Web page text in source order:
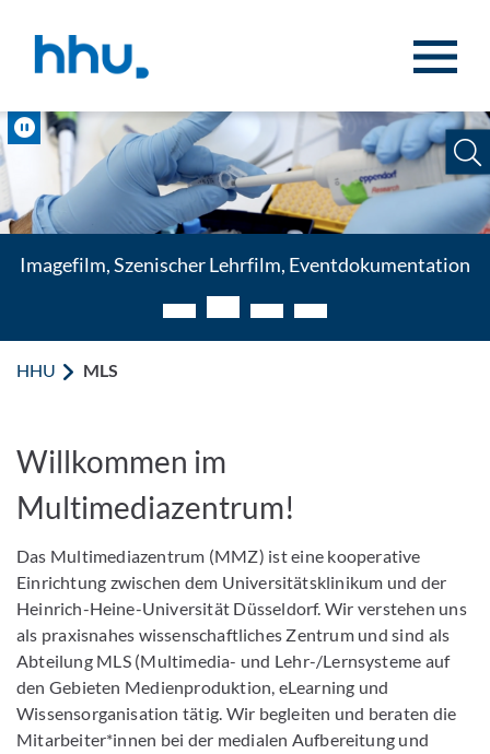
Imagefilm, Szenischer Lehrfilm, Eventdokumentation
Pause
HHU MLS
MLS - Multimedia & Lehr-
Willkommen im
Multimediazentrum!
Das Multimediazentrum (MMZ) ist eine kooperative
Einrichtung zwischen dem Universitätsklinikum und der
Heinrich-Heine-Universität Düsseldorf. Wir verstehen uns
als praxisnahes wissenschaftliches Zentrum und sind als
Abteilung MLS (Multimedia- und Lehr-/Lernsysteme auf
den Gebieten Medienproduktion, eLearning und
Wissensorganisation tätig. Wir begleiten und beraten die
Mitarbeiter*innen bei der medialen Aufbereitung und